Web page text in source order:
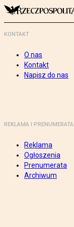
KONTAKT
O nas
Kontakt
Napisz do nas
REKLAMA I PRENUMERATA
Reklama
Ogłoszenia
Prenumerata
Archiwum